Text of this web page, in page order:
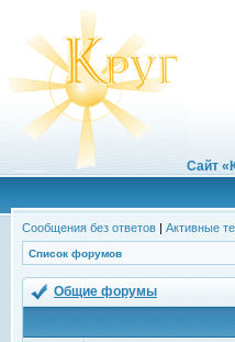
Сайт
Сообщения без ответов | Активные
Список форумов
Общие форумы